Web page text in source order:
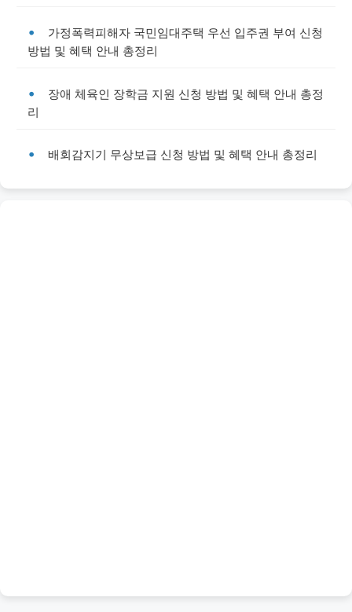
가정폭력피해자 국민임대주택 우선 입주권 부여 신청
방법 및 혜택 안내 총정리
장애 체육인 장학금 지원 신청 방법 및 혜택 안내 총정
리
배회감지기 무상보급 신청 방법 및 혜택 안내 총정리